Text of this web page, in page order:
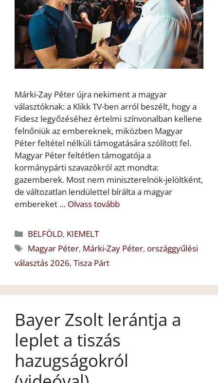
Márki-Zay Péter újra nekiment a magyar
választóknak: a Klikk TV-ben arról beszélt, hogy a
Fidesz legyőzéséhez értelmi színvonalban kellene
felnőniük az embereknek, miközben Magyar
Péter feltétel nélküli támogatására szólított fel.
Magyar Péter feltétlen támogatója a
kormánypárti szavazókról azt mondta:
gazemberek. Most nem miniszterelnök-jelöltként,
de változatlan lendülettel bírálta a magyar
embereket … Olvass tovább
Kategória
BELFÖLD, KIEMELT
Címkék
Magyar Péter, Márki-Zay Péter, országgyűlési
választás 2026, Tisza Párt
Bayer Zsolt lerántja a
leplet a tiszás
hazugságokról